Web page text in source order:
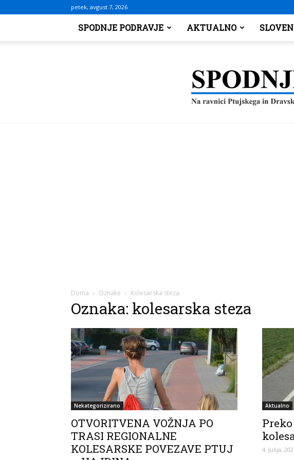
petek, avgust 7, 2026
SPODNJE PODRAVJE AKTUALNO
Doma Oznake Kolesarska steza
Oznaka: kolesarska steza
Nekategorizirano
OTVORITVENA VOŽNJA PO
TRASI REGIONALNE
KOLESARSKE POVEZAVE PTUJ
Aktualno
4. julija,